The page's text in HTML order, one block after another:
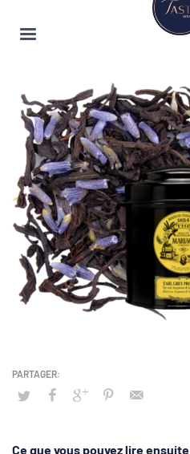
Ce que vous pouvez lire ensuite